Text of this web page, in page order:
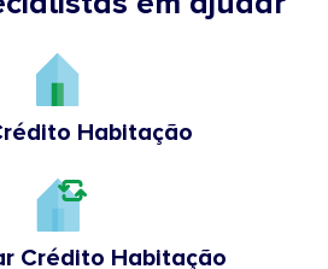
Habitação
Crédito Habitação